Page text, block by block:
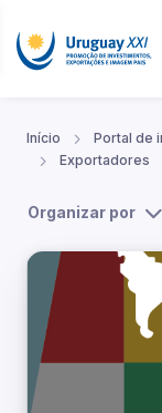
Início Portal de
Exportadores
Organizar por